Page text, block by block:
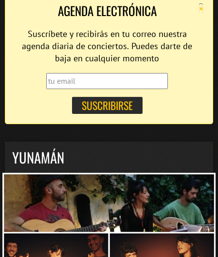
×
AGENDA ELECTRÓNICA
Suscríbete y recibirás en tu correo nuestra
agenda diaria de conciertos. Puedes darte de
baja en cualquier momento
YUNAMÁN